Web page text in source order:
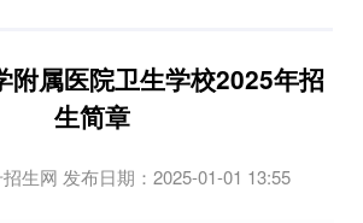
附属医院卫生学校2025年招
生简章
生网 发布日期：2025-01-01 13:55